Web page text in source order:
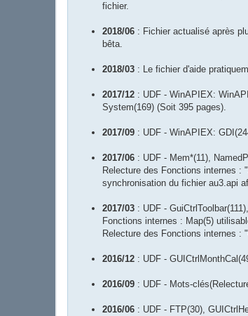
fichier.
2018/06 : Fichier actualisé après
bêta.
2018/03 : Le fichier d'aide
2017/12 : UDF - WinAPIEX:
System(169) (Soit 395 pages).
2017/09 : UDF - WinAPIEX:
2017/06 : UDF - Mem*(11),
Relecture des Fonctions internes :
synchronisation du fichier au3.api
2017/03 : UDF -
Fonctions internes : Map(5)
Relecture des Fonctions internes :
2016/12 : UDF -
2016/09 : UDF - Mots-
2016/06 : UDF - FTP(30),